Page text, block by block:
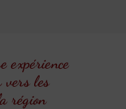
expérience
vers les
région